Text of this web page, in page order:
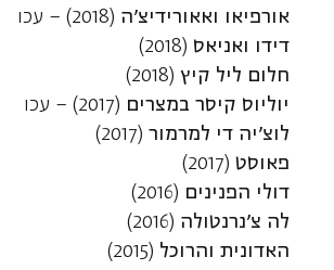
אורפיאו ואאורידיצ'ה (2018) – עכו
דידו ואניאס (2018)
חלום ליל קיץ (2018)
יוליוס קיסר במצרים (2017) – עכו
לוצ'יה די למרמור (2017)
פאוסט (2017)
דולי הפנינים (2016)
לה צ'נרנטולה (2016)
האדונית והרוכל (2015)